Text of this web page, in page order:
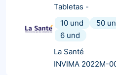
Tabletas -
10 und
50
6 und
La Santé
INVIMA 2022M-